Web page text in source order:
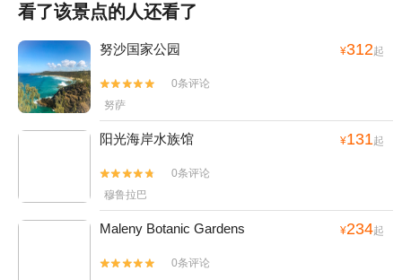
看了该景点的人还看了
努沙国家公园 ¥312起


0条评论
努萨
阳光海岸水族馆 ¥131起


0条评论
穆鲁拉巴
Maleny Botanic Gardens ¥234起


0条评论